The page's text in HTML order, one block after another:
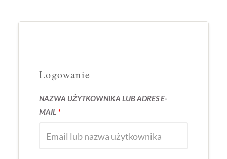
Logowanie
NAZWA UŻYTKOWNIKA LUB ADRES E-
MAIL *